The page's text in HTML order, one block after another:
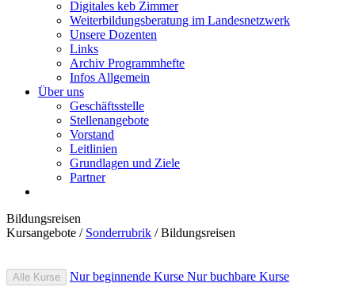
Digitales keb Zimmer
Weiterbildungsberatung im Landesnetzwerk
Unsere Dozenten
Links
Archiv Programmhefte
Infos Allgemein
Über uns
Geschäftsstelle
Stellenangebote
Vorstand
Leitlinien
Grundlagen und Ziele
Partner
Bildungsreisen
Kursangebote / Sonderrubrik /Bildungsreisen
Alle Kurse Nur beginnende Kurse Nur buchbare Kurse